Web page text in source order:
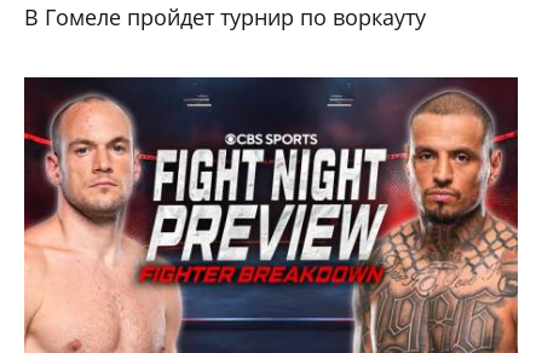
В Гомеле пройдет турнир по воркауту